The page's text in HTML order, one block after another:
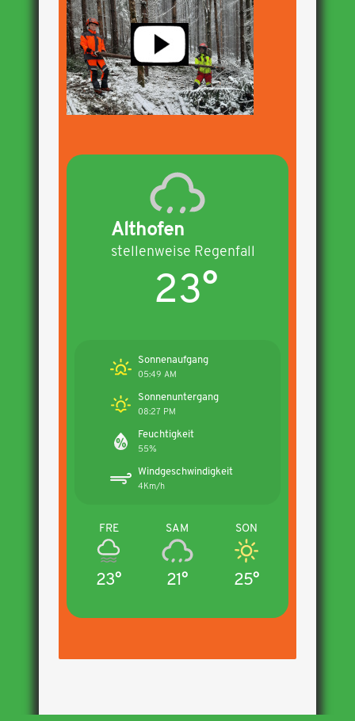
Althofen
stellenweise Regenfall
23°
Sonnenaufgang
05:49 AM
Sonnenuntergang
08:27 PM
Feuchtigkeit
55%
Windgeschwindigkeit
4Km/h
FRE
23°
SAM
21°
SON
25°